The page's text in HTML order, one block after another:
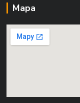
Mapa